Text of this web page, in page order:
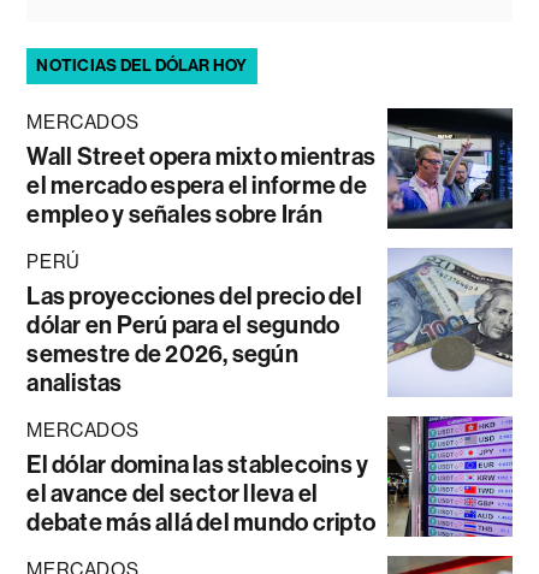
NOTICIAS DEL DÓLAR HOY
MERCADOS
Wall Street opera mixto mientras
el mercado espera el informe de
empleo y señales sobre Irán
PERÚ
Las proyecciones del precio del
dólar en Perú para el segundo
semestre de 2026, según
analistas
MERCADOS
El dólar domina las stablecoins y
el avance del sector lleva el
debate más allá del mundo cripto
MERCADOS